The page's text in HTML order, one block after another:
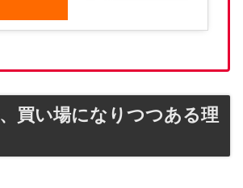
買い場になりつつある理